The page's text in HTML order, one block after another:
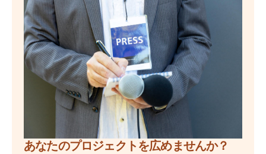
あなたのプロジェクトを広めませんか？